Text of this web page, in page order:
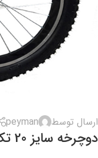
ارسال توسط peyman
دوچرخه سایز 20 تک سرعته مدل پاریس